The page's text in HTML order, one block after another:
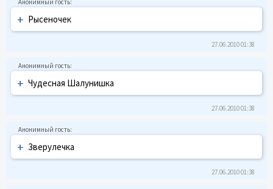
+ Рысеночек
27.06.2010 01:38
+ Чyдесная Шалyнишка
27.06.2010 01:38
+ Звеpyлечка
27.06.2010 01:38